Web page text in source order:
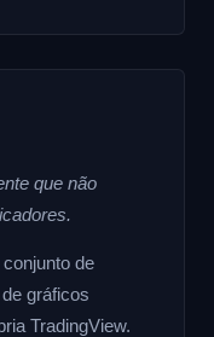
que não
de
gráficos
TradingView.